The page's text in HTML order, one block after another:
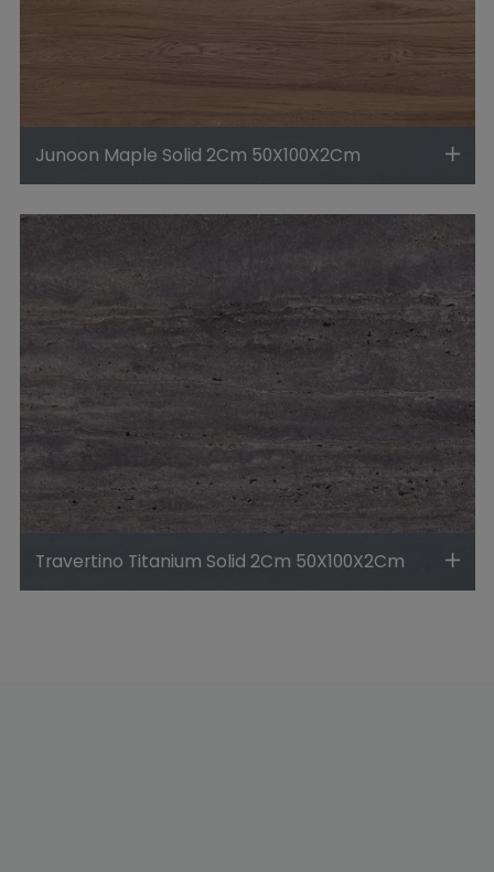
Junoon Maple Solid 2Cm 50X100X2Cm
Travertino Titanium Solid 2Cm 50X100X2Cm